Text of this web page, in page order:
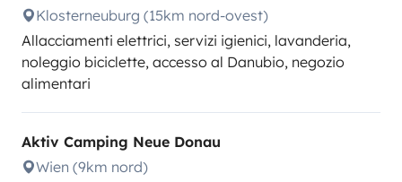
Klosterneuburg (15km nord-ovest)
Allacciamenti elettrici, servizi igienici, lavanderia,
noleggio biciclette, accesso al Danubio, negozio
alimentari
Aktiv Camping Neue Donau
Wien (9km nord)